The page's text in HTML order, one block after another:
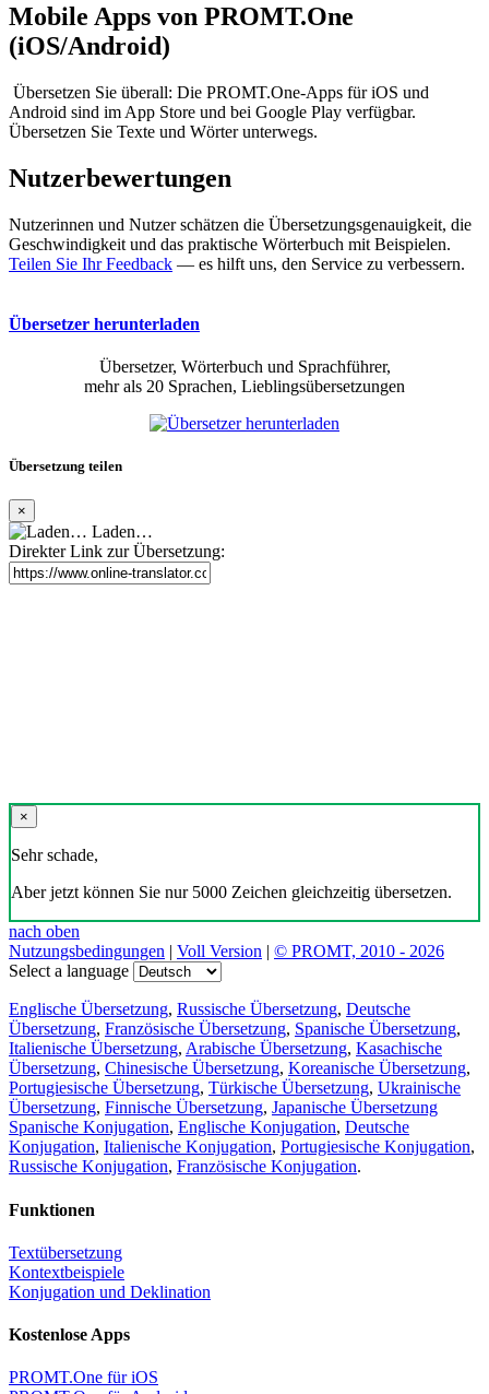
Mobile Apps von PROMT.One
(iOS/Android)
Übersetzen Sie überall: Die PROMT.One-Apps für iOS und
Android sind im App Store und bei Google Play verfügbar.
Übersetzen Sie Texte und Wörter unterwegs.
Nutzerbewertungen
Nutzerinnen und Nutzer schätzen die Übersetzungsgenauigkeit, die
Geschwindigkeit und das praktische Wörterbuch mit Beispielen.
Teilen Sie Ihr Feedback — es hilft uns, den Service zu verbessern.
Übersetzer herunterladen
Übersetzer, Wörterbuch und Sprachführer,
mehr als 20 Sprachen, Lieblingsübersetzungen
Übersetzung teilen
×
Laden…
Direkter Link zur Übersetzung:
×
Sehr schade,
Aber jetzt können Sie nur 5000 Zeichen gleichzeitig übersetzen.
nach oben
Nutzungsbedingungen | Voll Version | © PROMT, 2010 - 2026
Select a language
Englische Übersetzung, Russische Übersetzung, Deutsche
Übersetzung, Französische Übersetzung, Spanische Übersetzung,
Italienische Übersetzung, Arabische Übersetzung, Kasachische
Übersetzung, Chinesische Übersetzung, Koreanische Übersetzung,
Portugiesische Übersetzung, Türkische Übersetzung, Ukrainische
Übersetzung, Finnische Übersetzung, Japanische Übersetzung
Spanische Konjugation, Englische Konjugation, Deutsche
Konjugation, Italienische Konjugation, Portugiesische Konjugation,
Russische Konjugation, Französische Konjugation.
Funktionen
Textübersetzung
Kontextbeispiele
Konjugation und Deklination
Kostenlose Apps
PROMT.One für iOS